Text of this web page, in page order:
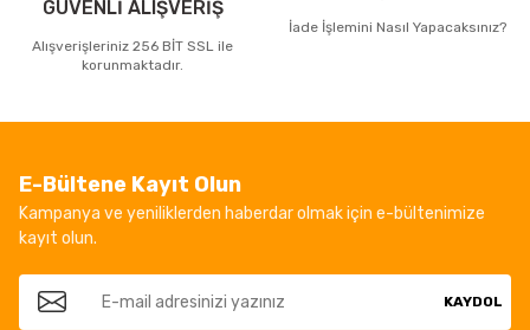
GÜVENLİ ALIŞVERİŞ
Alışverişleriniz 256 BİT SSL ile
korunmaktadır.
İade İşlemini Nasıl Yapacaksınız?
E-Bültene Kayıt Olun
Kampanya ve yeniliklerden haberdar olmak için e-bültenimize
kayıt olun.
KAYDOL